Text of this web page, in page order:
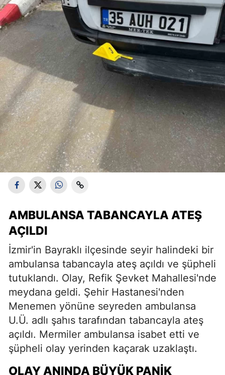
AMBULANSA TABANCAYLA ATEŞ
AÇILDI
İzmir'in Bayraklı ilçesinde seyir halindeki bir
ambulansa tabancayla ateş açıldı ve şüpheli
tutuklandı. Olay, Refik Şevket Mahallesi'nde
meydana geldi. Şehir Hastanesi'nden
Menemen yönüne seyreden ambulansa
U.Ü. adlı şahıs tarafından tabancayla ateş
açıldı. Mermiler ambulansa isabet etti ve
şüpheli olay yerinden kaçarak uzaklaştı.
OLAY ANINDA BÜYÜK PANIK